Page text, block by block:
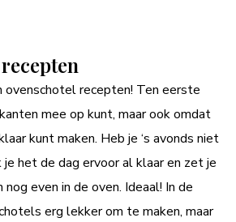
ovenschotel recepten! Ten eerste
mee op kunt, maar ook omdat
kunt maken. Heb je ‘s avonds niet
het de dag ervoor al klaar en zet je
nog even in de oven. Ideaal! In de
erg lekker om te maken, maar